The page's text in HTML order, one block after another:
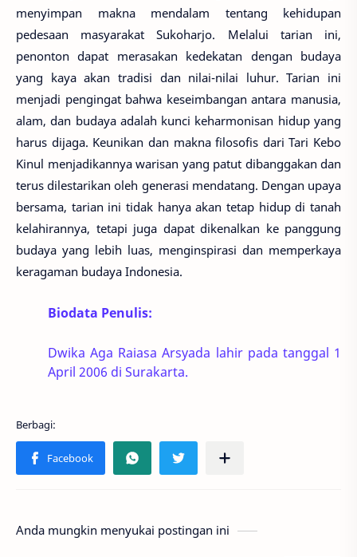
menyimpan makna mendalam tentang kehidupan
pedesaan masyarakat Sukoharjo. Melalui tarian ini,
penonton dapat merasakan kedekatan dengan budaya
yang kaya akan tradisi dan nilai-nilai luhur. Tarian ini
menjadi pengingat bahwa keseimbangan antara manusia,
alam, dan budaya adalah kunci keharmonisan hidup yang
harus dijaga. Keunikan dan makna filosofis dari Tari Kebo
Kinul menjadikannya warisan yang patut dibanggakan dan
terus dilestarikan oleh generasi mendatang. Dengan upaya
bersama, tarian ini tidak hanya akan tetap hidup di tanah
kelahirannya, tetapi juga dapat dikenalkan ke panggung
budaya yang lebih luas, menginspirasi dan memperkaya
keragaman budaya Indonesia.
Biodata Penulis:
Dwika Aga Raiasa Arsyada lahir pada tanggal 1
April 2006 di Surakarta.
Anda mungkin menyukai postingan ini